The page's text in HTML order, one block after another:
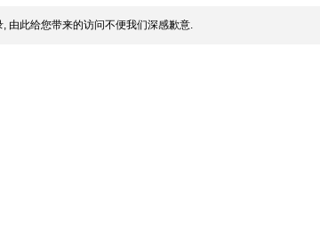
由此给您带来的访问不便我们深感歉意.